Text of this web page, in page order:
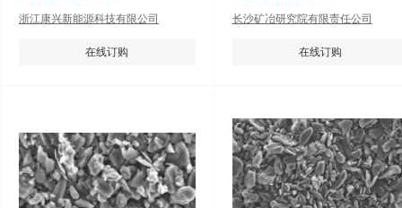
浙江康兴新能源科技有限公司
在线订购
长沙矿冶研究院有限责任公司
在线订购